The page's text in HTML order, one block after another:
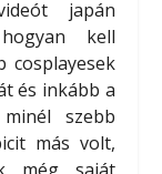
japán
kell
cosplayesek
és inkább a
szebb
más volt,
még saját